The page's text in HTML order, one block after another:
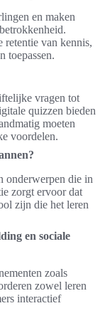
en maken
retentie van kennis,
toepassen.
vragen tot
quizzen bieden
moeten
voordelen.
onderwerpen die in
zorgt ervoor dat
zijn die het leren
en sociale
zoals
zowel leren
interactief